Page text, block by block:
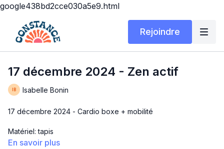
google438bd2cce030a5e9.html
Rejoindre
17 décembre 2024 - Zen actif
Isabelle Bonin
17 décembre 2024 - Cardio boxe + mobilité
Matériel: tapis
En savoir plus